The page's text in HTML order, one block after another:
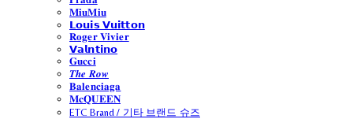
𝐌𝐢𝐮𝐌𝐢𝐮
𝗟𝗼𝘂𝗶𝘀 𝗩𝘂𝗶𝘁𝘁𝗼𝗻
𝐑𝐨𝐠𝐞𝐫 𝐕𝐢𝐯𝐢𝐞𝐫
𝗩𝗮𝗹𝗻𝘁𝗶𝗻𝗼
𝐆𝐮𝐜𝐜𝐢
𝑻𝒉𝒆 𝑹𝒐𝒘
𝐁𝐚𝐥𝐞𝐧𝐜𝐢𝐚𝐠𝐚
𝐌𝐜𝐐𝐔𝐄𝐄𝐍
ETC Brand / 기타 브랜드 슈즈